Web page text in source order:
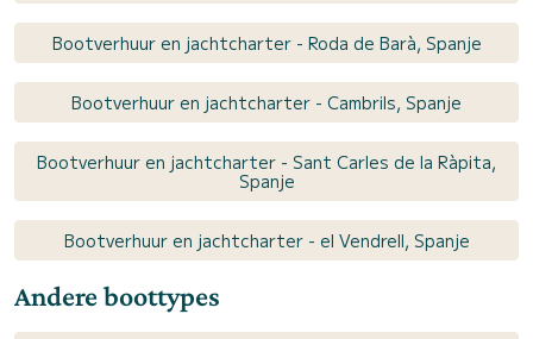
Bootverhuur en jachtcharter - Roda de Barà, Spanje
Bootverhuur en jachtcharter - Cambrils, Spanje
Bootverhuur en jachtcharter - Sant Carles de la Ràpita,
Spanje
Bootverhuur en jachtcharter - el Vendrell, Spanje
Andere boottypes